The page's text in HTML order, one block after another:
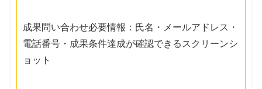
成果問い合わせ必要情報：氏名・メールアドレス・
電話番号・成果条件達成が確認できるスクリーンシ
ョット